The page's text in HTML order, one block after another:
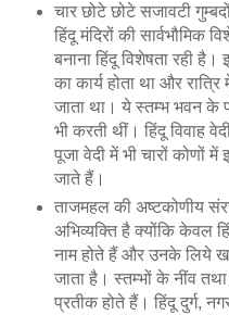
चार छोटे छोटे सजावटी
हिंदू मंदिरों की सार्वभौमिक
बनाना हिंदू विशेषता रही
का कार्य होता था और
जाता था। ये स्तम्भ भवन के
भी करती थीं। हिंदू विवाह
पूजा वेदी में भी चारों कोणों
जाते हैं।
ताजमहल की अष्टकोणीय
अभिव्यक्ति है क्योंकि केवल
नाम होते हैं और उनके लिये
जाता है। स्तम्भों के नींव
प्रतीक होते हैं। हिंदू दुर्ग,